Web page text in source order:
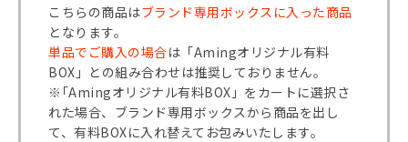
こちらの商品はブランド専用ボックスに入った商品
となります。
単品でご購入の場合は「Amingオリジナル有料
BOX」との組み合わせは推奨しておりません。
※｢Amingオリジナル有料BOX」をカートに選択さ
れた場合、ブランド専用ボックスから商品を出し
て、有料BOXに入れ替えてお包みいたします。